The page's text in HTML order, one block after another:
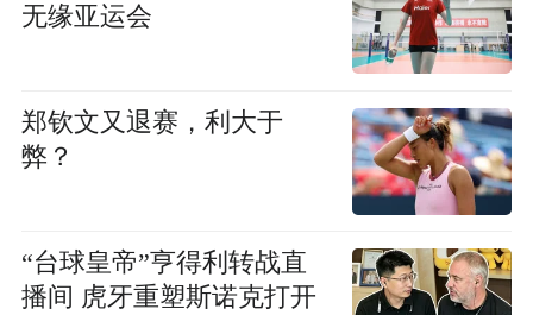
无缘亚运会
郑钦文又退赛，利大于
弊？
“台球皇帝”亨得利转战直
播间 虎牙重塑斯诺克打开